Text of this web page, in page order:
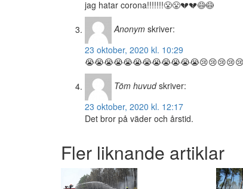
jag hatar corona!!!!!!!😤😤💔💔😷😷
Anonym skriver:
23 oktober, 2020 kl. 10:29
Töm huvud skriver:
23 oktober, 2020 kl. 12:17
Det bror på väder och årstid.
Fler liknande artiklar